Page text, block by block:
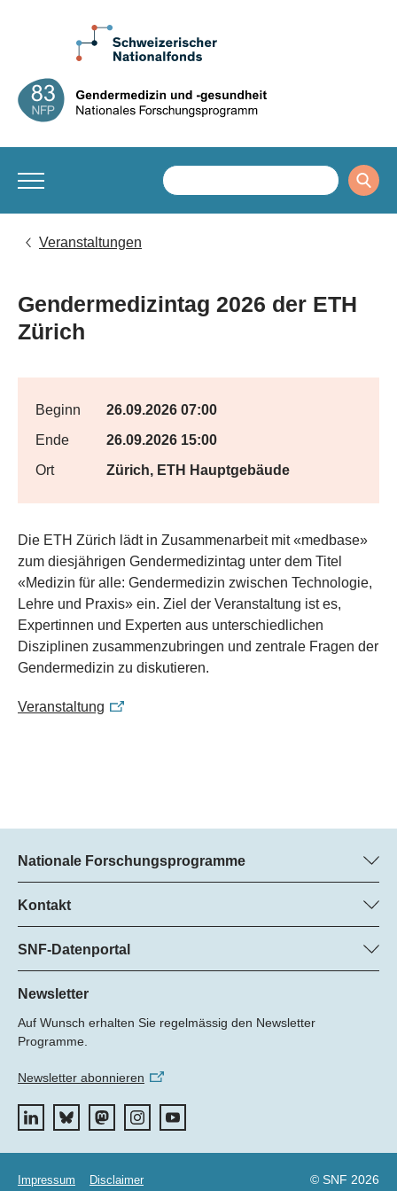
Veranstaltungen
Gendermedizintag 2026 der ETH
Zürich
Beginn
26.09.2026 07:00
Ende
26.09.2026 15:00
Ort
Zürich, ETH Hauptgebäude
Die ETH Zürich lädt in Zusammenarbeit mit «medbase»
zum diesjährigen Gendermedizintag unter dem Titel
«Medizin für alle: Gendermedizin zwischen Technologie,
Lehre und Praxis» ein. Ziel der Veranstaltung ist es,
Expertinnen und Experten aus unterschiedlichen
Disziplinen zusammenzubringen und zentrale Fragen der
Gendermedizin zu diskutieren.
Veranstaltung
Nationale Forschungsprogramme
Hier finden Sie Informationen zu allen Nationalen
Forschungsprogrammen (NFP):
Alle NFP
Kontakt
Regine Maritz, SNF
Beatrice Schibler, SNF
Programm-Managerinnen
Tel.: +
E-Mail:
SNF-Datenportal
Hier finden Sie umfangreiche Informationen zu den vom SNF
geförderten Projekten.
Zum Datenportal
Newsletter
Auf Wunsch erhalten Sie regelmässig den Newsletter
Programme.
Newsletter abonnieren
Impressum Disclaimer © SNF 2026